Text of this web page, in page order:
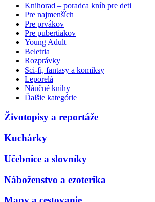
Knihorad – poradca kníh pre deti
Pre najmenších
Pre prvákov
Pre pubertiakov
Young Adult
Beletria
Rozprávky
Sci-fi, fantasy a komiksy
Leporelá
Náučné knihy
Ďalšie kategórie
Životopisy a reportáže
Kuchárky
Učebnice a slovníky
Náboženstvo a ezoterika